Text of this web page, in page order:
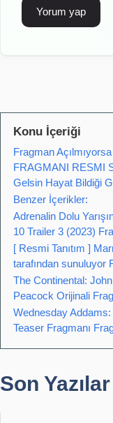
Konu İçeriği
Fragman
FRAGMANI RESMI
Gelsin Hayat Bildiği
Benzer İçerikler:
Adrenalin Dolu
10 Trailer 3 (2023)
[ Resmi Tanıtım ]
tarafından sunuluyor
The Continental:
Peacock Orijinali
Wednesday
Teaser Fragmanı
Son Yazılar